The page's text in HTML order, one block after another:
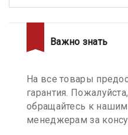
Важно знать
На все товары
гарантия. Пожалуйста,
обращайтесь к нашим
менеджерам за